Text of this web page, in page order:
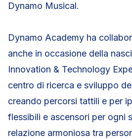
Dynamo Musical.
Dynamo Academy ha
anche in occasione della
Innovation & Technology
centro di ricerca e sviluppo
creando percorsi tattili e per
flessibili e ascensori per ogni
relazione armoniosa tra